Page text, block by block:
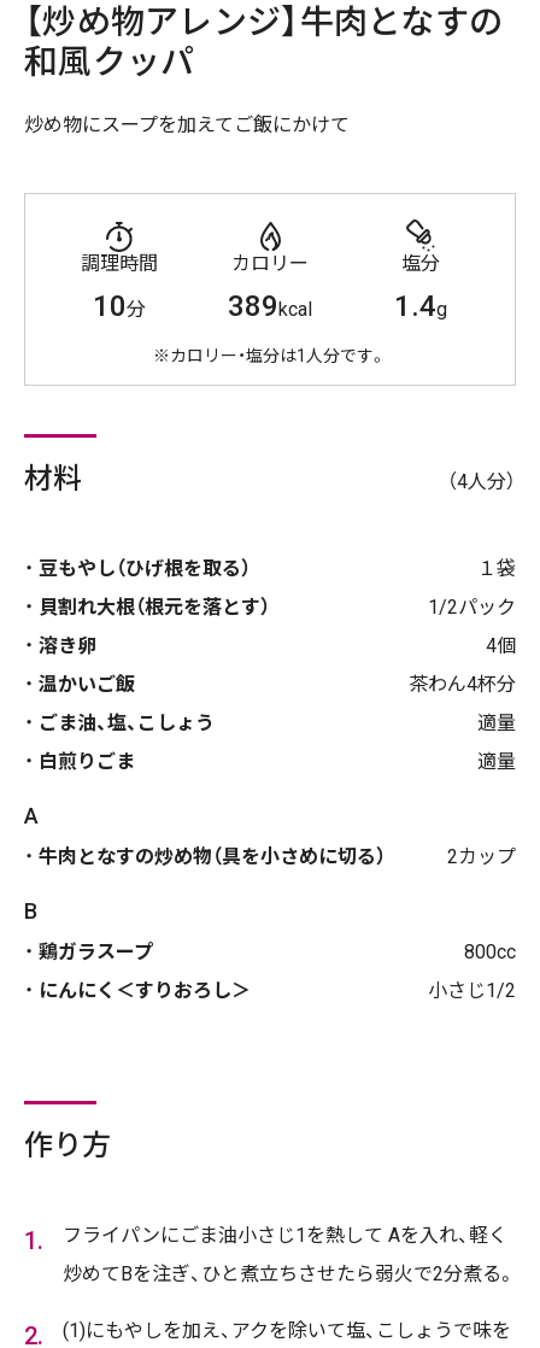
【炒め物アレンジ】牛肉となすの
和風クッパ
炒め物にスープを加えてご飯にかけて
調理時間
10分
カロリー
389kcal
塩分
1.4g
※カロリー・塩分は1人分です。
材料 （4人分）
豆もやし（ひげ根を取る）
１袋
貝割れ大根（根元を落とす）
1/2パック
溶き卵
4個
温かいご飯
茶わん4杯分
ごま油、塩、こしょう
適量
白煎りごま
適量
A
牛肉となすの炒め物（具を小さめに切る） 2カップ
B
鶏ガラスープ
800cc
にんにく＜すりおろし＞
小さじ1/2
作り方
フライパンにごま油小さじ1を熱して Aを入れ、軽く
炒めてBを注ぎ、ひと煮立ちさせたら弱火で2分煮る。
(1)にもやしを加え、アクを除いて塩、こしょうで味を